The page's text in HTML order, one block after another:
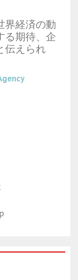
界経済の動
る期待、企
伝えられ